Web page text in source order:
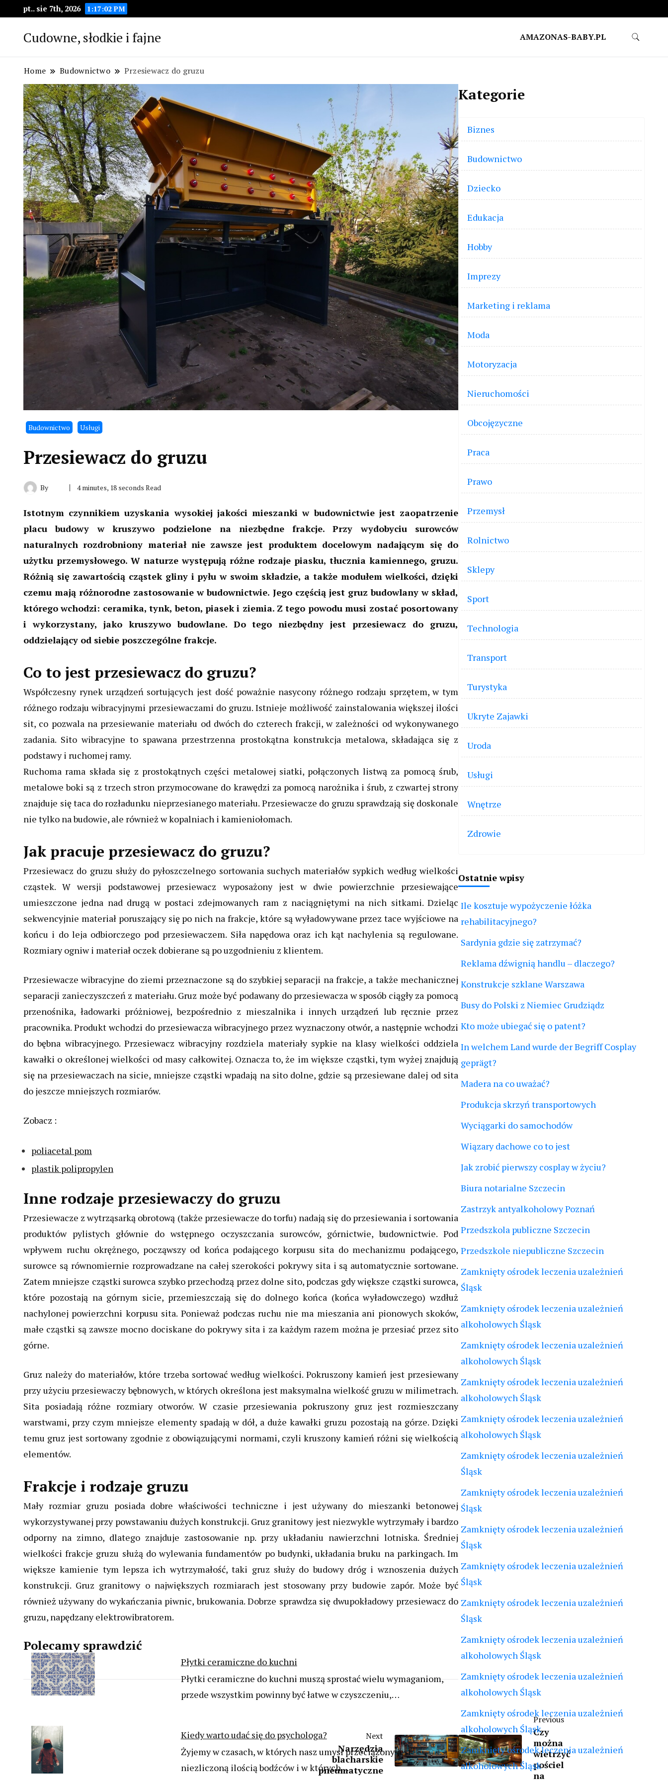
pt.. sie 7th, 2026 1:17:03 PM
Cudowne, słodkie i fajne AMAZONAS-BABY.PL
Home Budownictwo Przesiewacz do gruzu
Budownictwo Usługi
Przesiewacz do gruzu
By 4 minutes, 18 seconds Read
Istotnym czynnikiem uzyskania wysokiej jakości mieszanki w budownictwie jest zaopatrzenie
placu budowy w kruszywo podzielone na niezbędne frakcje. Przy wydobyciu surowców
naturalnych rozdrobniony materiał nie zawsze jest produktem docelowym nadającym się do
użytku przemysłowego. W naturze występują różne rodzaje piasku, tłucznia kamiennego, gruzu.
Różnią się zawartością cząstek gliny i pyłu w swoim składzie, a także modułem wielkości, dzięki
czemu mają różnorodne zastosowanie w budownictwie. Jego częścią jest gruz budowlany w skład,
którego wchodzi: ceramika, tynk, beton, piasek i ziemia. Z tego powodu musi zostać posortowany
i wykorzystany, jako kruszywo budowlane. Do tego niezbędny jest przesiewacz do gruzu,
oddzielający od siebie poszczególne frakcje.
Co to jest przesiewacz do gruzu?
Współczesny rynek urządzeń sortujących jest dość poważnie nasycony różnego rodzaju sprzętem, w tym
różnego rodzaju wibracyjnymi przesiewaczami do gruzu. Istnieje możliwość zainstalowania większej ilości
sit, co pozwala na przesiewanie materiału od dwóch do czterech frakcji, w zależności od wykonywanego
zadania. Sito wibracyjne to spawana przestrzenna prostokątna konstrukcja metalowa, składająca się z
podstawy i ruchomej ramy.
Ruchoma rama składa się z prostokątnych części metalowej siatki, połączonych listwą za pomocą śrub,
metalowe boki są z trzech stron przymocowane do krawędzi za pomocą narożnika i śrub, z czwartej strony
znajduje się taca do rozładunku nieprzesianego materiału. Przesiewacze do gruzu sprawdzają się doskonale
nie tylko na budowie, ale również w kopalniach i kamieniołomach.
Jak pracuje przesiewacz do gruzu?
Przesiewacz do gruzu służy do pyłoszczelnego sortowania suchych materiałów sypkich według wielkości
cząstek. W wersji podstawowej przesiewacz wyposażony jest w dwie powierzchnie przesiewające
umieszczone jedna nad drugą w postaci zdejmowanych ram z naciągniętymi na nich sitkami. Dzieląc
sekwencyjnie materiał poruszający się po nich na frakcje, które są wyładowywane przez tace wyjściowe na
końcu i do leja odbiorczego pod przesiewaczem. Siła napędowa oraz ich kąt nachylenia są regulowane.
Rozmiary ogniw i materiał oczek dobierane są po uzgodnieniu z klientem.
Przesiewacze wibracyjne do ziemi przeznaczone są do szybkiej separacji na frakcje, a także mechanicznej
separacji zanieczyszczeń z materiału. Gruz może być podawany do przesiewacza w sposób ciągły za pomocą
przenośnika, ładowarki próżniowej, bezpośrednio z mieszalnika i innych urządzeń lub ręcznie przez
pracownika. Produkt wchodzi do przesiewacza wibracyjnego przez wyznaczony otwór, a następnie wchodzi
do bębna wibracyjnego. Przesiewacz wibracyjny rozdziela materiały sypkie na klasy wielkości oddziela
kawałki o określonej wielkości od masy całkowitej. Oznacza to, że im większe cząstki, tym wyżej znajdują
się na przesiewaczach na sicie, mniejsze cząstki wpadają na sito dolne, gdzie są przesiewane dalej od sita
do jeszcze mniejszych rozmiarów.
Zobacz :
poliacetal pom
plastik polipropylen
Inne rodzaje przesiewaczy do gruzu
Przesiewacze z wytrząsarką obrotową (także przesiewacze do torfu) nadają się do przesiewania i sortowania
produktów pylistych głównie do wstępnego oczyszczania surowców, górnictwie, budownictwie. Pod
wpływem ruchu okrężnego, począwszy od końca podającego korpusu sita do mechanizmu podającego,
surowce są równomiernie rozprowadzane na całej szerokości pokrywy sita i są automatycznie sortowane.
Zatem mniejsze cząstki surowca szybko przechodzą przez dolne sito, podczas gdy większe cząstki surowca,
które pozostają na górnym sicie, przemieszczają się do dolnego końca (końca wyładowczego) wzdłuż
nachylonej powierzchni korpusu sita. Ponieważ podczas ruchu nie ma mieszania ani pionowych skoków,
małe cząstki są zawsze mocno dociskane do pokrywy sita i za każdym razem można je przesiać przez sito
górne.
Gruz należy do materiałów, które trzeba sortować według wielkości. Pokruszony kamień jest przesiewany
przy użyciu przesiewaczy bębnowych, w których określona jest maksymalna wielkość gruzu w milimetrach.
Sita posiadają różne rozmiary otworów. W czasie przesiewania pokruszony gruz jest rozmieszczany
warstwami, przy czym mniejsze elementy spadają w dół, a duże kawałki gruzu pozostają na górze. Dzięki
temu gruz jest sortowany zgodnie z obowiązującymi normami, czyli kruszony kamień różni się wielkością
elementów.
Frakcje i rodzaje gruzu
Mały rozmiar gruzu posiada dobre właściwości techniczne i jest używany do mieszanki betonowej
wykorzystywanej przy powstawaniu dużych konstrukcji. Gruz granitowy jest niezwykle wytrzymały i bardzo
odporny na zimno, dlatego znajduje zastosowanie np. przy układaniu nawierzchni lotniska. Średniej
wielkości frakcje gruzu służą do wylewania fundamentów po budynki, układania bruku na parkingach. Im
większe kamienie tym lepsza ich wytrzymałość, taki gruz służy do budowy dróg i wznoszenia dużych
konstrukcji. Gruz granitowy o największych rozmiarach jest stosowany przy budowie zapór. Może być
również używany do wykańczania piwnic, brukowania. Dobrze sprawdza się dwupokładowy przesiewacz do
gruzu, napędzany elektrowibratorem.
Polecamy sprawdzić
Płytki ceramiczne do kuchni
Płytki ceramiczne do kuchni muszą sprostać wielu wymaganiom,
przede wszystkim powinny być łatwe w czyszczeniu,…
Kiedy warto udać się do psychologa?
Żyjemy w czasach, w których nasz umysł przeciążony jest
niezliczoną ilością bodźców i w których…
Previous
Czy
można
wietrzyć
pościel
na
Next
Narzędzia
blacharskie
pneumatyczne
Kategorie
Biznes
Budownictwo
Dziecko
Edukacja
Hobby
Imprezy
Marketing i reklama
Moda
Motoryzacja
Nieruchomości
Obcojęzyczne
Praca
Prawo
Przemysł
Rolnictwo
Sklepy
Sport
Technologia
Transport
Turystyka
Ukryte Zajawki
Uroda
Usługi
Wnętrze
Zdrowie
Ostatnie wpisy
Ile kosztuje wypożyczenie łóżka
rehabilitacyjnego?
Sardynia gdzie się zatrzymać?
Reklama dźwignią handlu – dlaczego?
Konstrukcje szklane Warszawa
Busy do Polski z Niemiec Grudziądz
Kto może ubiegać się o patent?
In welchem Land wurde der Begriff Cosplay
geprägt?
Madera na co uważać?
Produkcja skrzyń transportowych
Wyciągarki do samochodów
Wiązary dachowe co to jest
Jak zrobić pierwszy cosplay w życiu?
Biura notarialne Szczecin
Zastrzyk antyalkoholowy Poznań
Przedszkola publiczne Szczecin
Przedszkole niepubliczne Szczecin
Zamknięty ośrodek leczenia uzależnień
Śląsk
Zamknięty ośrodek leczenia uzależnień
alkoholowych Śląsk
Zamknięty ośrodek leczenia uzależnień
alkoholowych Śląsk
Zamknięty ośrodek leczenia uzależnień
alkoholowych Śląsk
Zamknięty ośrodek leczenia uzależnień
alkoholowych Śląsk
Zamknięty ośrodek leczenia uzależnień
Śląsk
Zamknięty ośrodek leczenia uzależnień
Śląsk
Zamknięty ośrodek leczenia uzależnień
Śląsk
Zamknięty ośrodek leczenia uzależnień
Śląsk
Zamknięty ośrodek leczenia uzależnień
Śląsk
Zamknięty ośrodek leczenia uzależnień
alkoholowych Śląsk
Zamknięty ośrodek leczenia uzależnień
alkoholowych Śląsk
Zamknięty ośrodek leczenia uzależnień
alkoholowych Śląsk
Zamknięty ośrodek leczenia uzależnień
alkoholowych Śląsk